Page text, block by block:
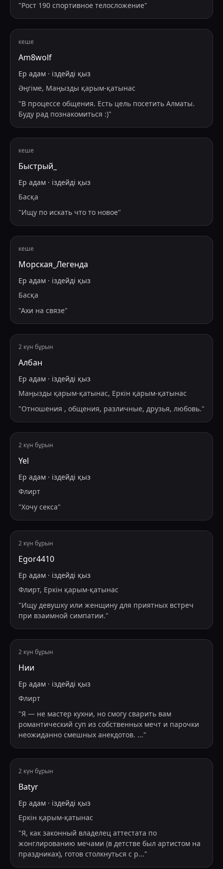
"Рост 190 спортивное телосложение"
кеше
Am8wolf
Ер адам · іздейді қыз
Әңгіме, Маңызды қарым-қатынас
"В процессе общения. Есть цель посетить Алматы.
Буду рад познакомиться :)"
кеше
Быстрый_
Ер адам · іздейді қыз
Басқа
"Ищу по искать что то новое"
кеше
Морская_Легенда
Ер адам · іздейді қыз
Басқа
"Ахи на связе"
2 күн бұрын
Албан
Ер адам · іздейді қыз
Маңызды қарым-қатынас, Еркін қарым-қатынас
"Отношения , общения, различные, друзья, любовь."
2 күн бұрын
Yel
Ер адам · іздейді қыз
Флирт
"Хочу секса"
2 күн бұрын
Egor4410
Ер адам · іздейді қыз
Флирт, Еркін қарым-қатынас
"Ищу девушку или женщину для приятных встреч
при взаимной симпатии."
2 күн бұрын
Нии
Ер адам · іздейді қыз
Флирт
"Я — не мастер кухни, но смогу сварить вам
романтический суп из собственных мечт и парочки
неожиданно смешных анекдотов. ..."
2 күн бұрын
Batyr
Ер адам · іздейді қыз
Еркін қарым-қатынас
"Я, как законный владелец аттестата по
жонглированию мечами (в детстве был артистом на
праздниках), готов столкнуться с р..."